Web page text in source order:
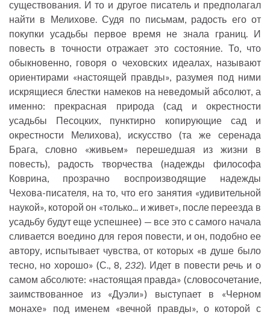
существования. И то и другое писатель и предполагал
найти в Мелихове. Судя по письмам, радость его от
покупки усадьбы первое время не знала границ. И
повесть в точности отражает это состояние. То, что
обыкновенно, говоря о чеховских идеалах, называют
ориентирами «настоящей правды», разумея под ними
искрящиеся блестки намеков на неведомый абсолют, а
именно: прекрасная природа (сад и окрестности
усадьбы Песоцких, пунктирно копирующие сад и
окрестности Мелихова), искусство (та же серенада
Брага, словно «живьем» перешедшая из жизни в
повесть), радость творчества (надежды философа
Коврина, прозрачно воспроизводящие надежды
Чехова-писателя, на то, что его занятия «удивительной
наукой», которой он «только... и живет», после переезда в
усадьбу будут еще успешнее) — все это с самого начала
сливается воедино для героя повести, и он, подобно ее
автору, испытывает чувства, от которых «в душе было
тесно, но хорошо» (С., 8, 232). Идет в повести речь и о
самом абсолюте: «настоящая правда» (словосочетание,
заимствованное из «Дуэли») выступает в «Черном
монахе» под именем «вечной правды», о которой с